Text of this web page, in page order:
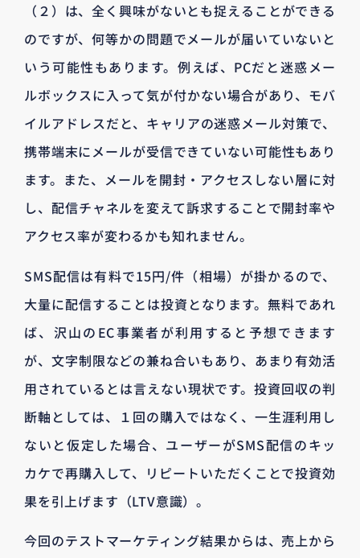
（２）は、全く興味がないとも捉えることができる
のですが、何等かの問題でメールが届いていないと
いう可能性もあります。例えば、PCだと迷惑メー
ルボックスに入って気が付かない場合があり、モバ
イルアドレスだと、キャリアの迷惑メール対策で、
携帯端末にメールが受信できていない可能性もあり
ます。また、メールを開封・アクセスしない層に対
し、配信チャネルを変えて訴求することで開封率や
アクセス率が変わるかも知れません。
SMS配信は有料で15円/件（相場）が掛かるので、
大量に配信することは投資となります。無料であれ
ば、沢山のEC事業者が利用すると予想できます
が、文字制限などの兼ね合いもあり、あまり有効活
用されているとは言えない現状です。投資回収の判
断軸としては、１回の購入ではなく、一生涯利用し
ないと仮定した場合、ユーザーがSMS配信のキッ
カケで再購入して、リピートいただくことで投資効
果を引上げます（LTV意識）。
今回のテストマーケティング結果からは、売上から